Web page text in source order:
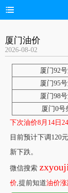
厦门油价
2026-08-02
厦门92
厦门95
厦门98
厦门0号
下次油价8月14日
目前预计下调120
新下跌。
微信搜索
价,提前知道油价涨